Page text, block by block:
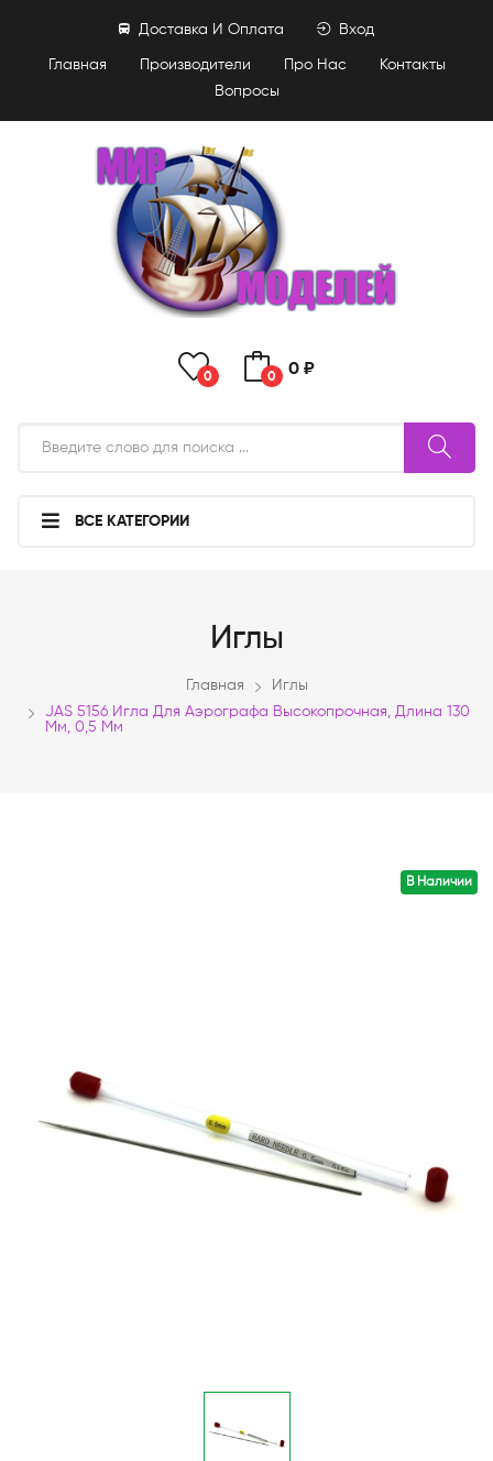
Главная Производители Про Нас
Контакты
Вопросы
Доставка И Оплата Вход
0 0 0 ₽
ВСЕ КАТЕГОРИИ
Иглы
Главная
Иглы
JAS 5156 Игла Для Аэрографа Высокопрочная, Длина 130
Мм, 0,5 Мм
В Наличии